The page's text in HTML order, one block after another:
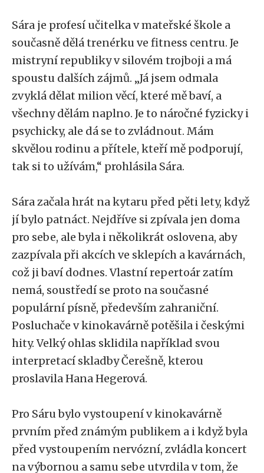
Sára je profesí učitelka v mateřské škole a
současně dělá trenérku ve fitness centru. Je
mistryní republiky v silovém trojboji a má
spoustu dalších zájmů. „Já jsem odmala
zvyklá dělat milion věcí, které mě baví, a
všechny dělám naplno. Je to náročné fyzicky i
psychicky, ale dá se to zvládnout. Mám
skvělou rodinu a přítele, kteří mě podporují,
tak si to užívám,“ prohlásila Sára.
Sára začala hrát na kytaru před pěti lety, když
jí bylo patnáct. Nejdříve si zpívala jen doma
pro sebe, ale byla i několikrát oslovena, aby
zazpívala při akcích ve sklepích a kavárnách,
což ji baví dodnes. Vlastní repertoár zatím
nemá, soustředí se proto na současné
populární písně, především zahraniční.
Posluchače v kinokavárně potěšila i českými
hity. Velký ohlas sklidila například svou
interpretací skladby Čerešně, kterou
proslavila Hana Hegerová.
Pro Sáru bylo vystoupení v kinokavárně
prvním před známým publikem a i když byla
před vystoupením nervózní, zvládla koncert
na výbornou a samu sebe utvrdila v tom, že